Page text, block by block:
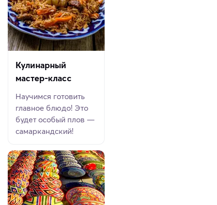
Кулинарный
мастер-класс
Научимся готовить
главное блюдо! Это
будет особый плов —
самаркандский!